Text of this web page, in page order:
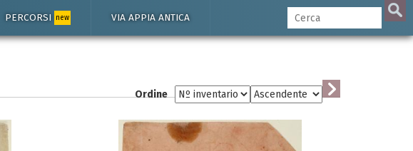
PERCORSI new VIA APPIA ANTICA
Ordine